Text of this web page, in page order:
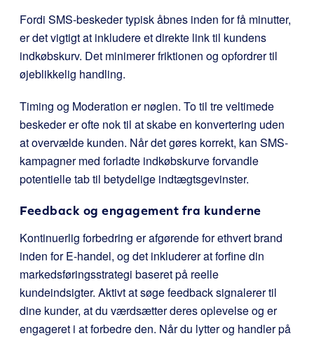
Fordi SMS-beskeder typisk åbnes inden for få minutter,
er det vigtigt at inkludere et direkte link til kundens
indkøbskurv. Det minimerer friktionen og opfordrer til
øjeblikkelig handling.
Timing og Moderation er nøglen. To til tre veltimede
beskeder er ofte nok til at skabe en konvertering uden
at overvælde kunden. Når det gøres korrekt, kan SMS-
kampagner med forladte indkøbskurve forvandle
potentielle tab til betydelige indtægtsgevinster.
Feedback og engagement fra kunderne
Kontinuerlig forbedring er afgørende for ethvert brand
inden for E-handel, og det inkluderer at forfine din
markedsføringsstrategi baseret på reelle
kundeindsigter. Aktivt at søge feedback signalerer til
dine kunder, at du værdsætter deres oplevelse og er
engageret i at forbedre den. Når du lytter og handler på